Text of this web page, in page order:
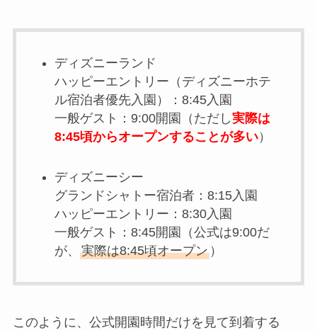
ディズニーランド
ハッピーエントリー（ディズニーホテ
ル宿泊者優先入園）：8:45入園
一般ゲスト：9:00開園（ただし実際は
8:45頃からオープンすることが多い）
ディズニーシー
グランドシャトー宿泊者：8:15入園
ハッピーエントリー：8:30入園
一般ゲスト：8:45開園（公式は9:00だ
が、 実際は8:45頃オープン）
このように、公式開園時間だけを見て到着する